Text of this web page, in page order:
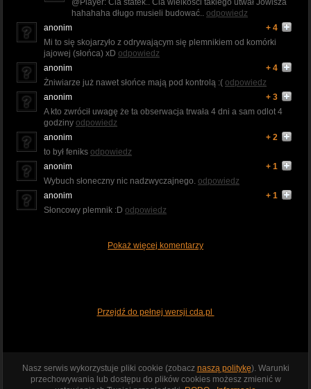
hahahaha długo musieli budować.. odpowiedz
anonim
+ 4
Mi to się skojarzyło z odrywającym się plemnikiem od komórki
jajowej (słońca) xD odpowiedz
anonim
+ 4
Żniwiarze już nawet słońce mają pod kontrolą :( odpowiedz
anonim
+ 3
A kto zwrócił uwagę że ta obserwacja trwała 4 dni a sam odlot 4
godziny odpowiedz
anonim
+ 2
to był feniks odpowiedz
anonim
+ 1
Wybuch słoneczny nic nadzwyczajnego. odpowiedz
anonim
+ 1
Słoncowy plemnik :D odpowiedz
Pokaż więcej komentarzy
Przejdź do pełnej wersji cda.pl
Nasz serwis wykorzystuje pliki cookie (zobacz naszą politykę). Warunki
przechowywania lub dostępu do plików cookies możesz zmienić w